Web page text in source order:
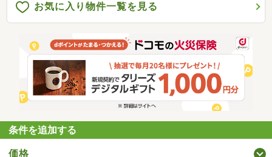
お気に入り物件一覧を見る
条件を追加する
価格